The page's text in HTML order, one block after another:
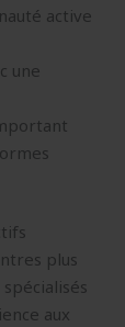
active
une
plus
aux